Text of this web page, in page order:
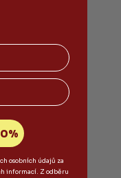
osobních údajů za
informací. Z odběru